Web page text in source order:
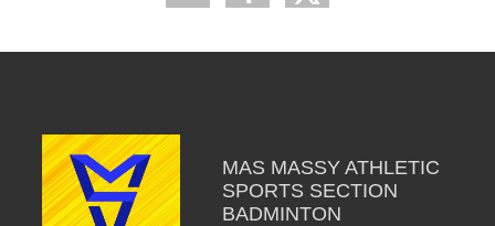
MAS MASSY ATHLETIC
SPORTS SECTION
BADMINTON